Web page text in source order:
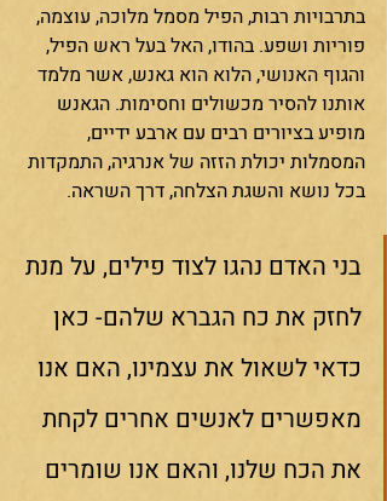
בתרבויות רבות, הפיל מסמל מלוכה, עוצמה,
פוריות ושפע. בהודו, האל בעל ראש הפיל,
והגוף האנושי, הלוא הוא גאנש, אשר מלמד
אותנו להסיר מכשולים וחסימות. הגאנש
מופיע בציורים רבים עם ארבע ידיים,
המסמלות יכולת הזזה של אנרגיה, התמקדות
בכל נושא והשגת הצלחה, דרך השראה.
בני האדם נהגו לצוד פילים, על מנת
לחזק את כח הגברא שלהם- כאן
כדאי לשאול את עצמינו, האם אנו
מאפשרים לאנשים אחרים לקחת
את הכח שלנו, והאם אנו שומרים